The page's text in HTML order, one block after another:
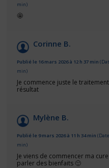
min)
🤩
Corinne B.
Publié le 16 mars 2026 à 12 h 37 min
min)
Je commence juste le
résultat
Mylène B.
Publié le 9 mars 2026 à 11 h 34 min
min)
Je viens de commencer ma
parler des bienfaits 🙂